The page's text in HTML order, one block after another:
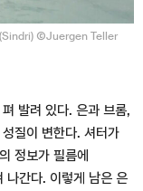
(Sindri) ⒸJuergen Teller
발려 있다. 은과 브롬,
질이 변한다. 셔터가
정보가 필름에
나간다. 이렇게 남은 은